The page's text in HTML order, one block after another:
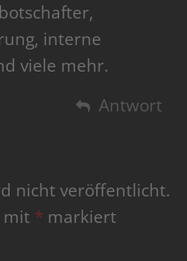
interne
viele mehr.
Antwort
nicht veröffentlicht.
mit * markiert